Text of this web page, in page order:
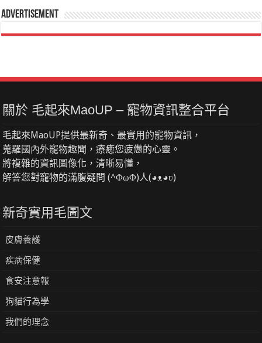
Advertisement
關於 毛起來MaoUP – 寵物資訊整合平台
毛起來MaoUP提供最新奇、最實用的寵物資訊，
蒐羅國內外寵物趣聞，療癒您疲憊的心靈。
將複雜的資訊圖像化，清晰易懂，
解答您對寵物的滿腹疑問 (^ΦωΦ)人(◕ᴥ◕ʋ)
新奇實用毛圖文
皮膚養護
疾病保健
食安注意報
狗貓行為學
我們的理念